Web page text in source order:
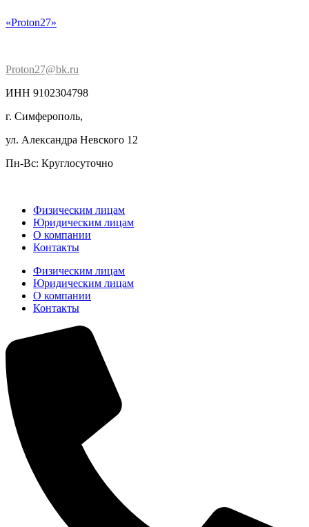
«Proton27»
Proton27@bk.ru
ИНН 9102304798
г. Симферополь,
ул. Александра Невского 12
Пн-Вс: Круглосуточно
Физическим лицам
Юридическим лицам
О компании
Контакты
Физическим лицам
Юридическим лицам
О компании
Контакты